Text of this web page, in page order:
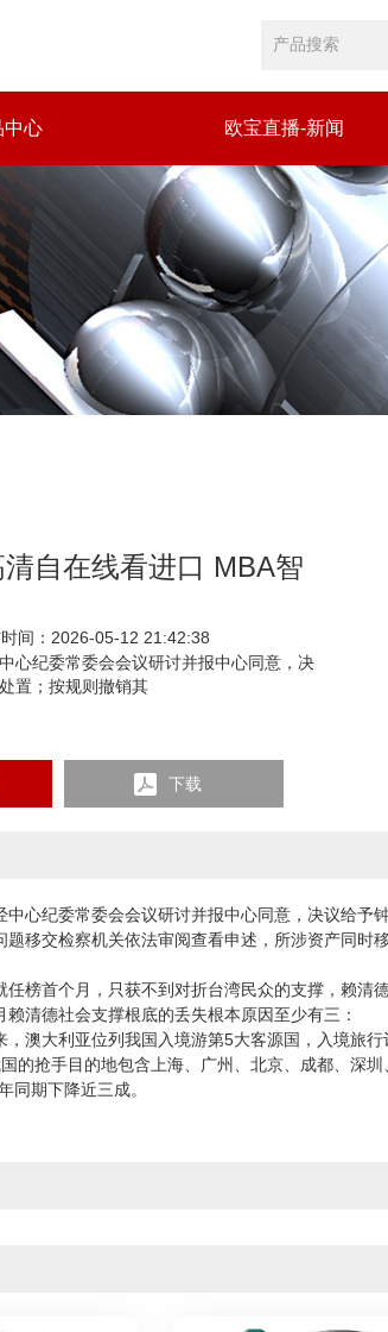
中心 欧宝直播-新闻
自在线看进口 MBA智
：2026-05-12 21:42:38
心纪委常委会会议研讨并报中心同意，决
置；按规则撤销其
下载
纪委常委会会议研讨并报中心同意，决议给予
移交检察机关依法审阅查看申述，所涉资产同时移
首个月，只获不到对折台湾民众的支撑，赖清
清德社会支撑根底的丢失根本原因至少有三：
大利亚位列我国入境游第5大客源国，入境旅行
的抢手目的地包含上海、广州、北京、成都、深
同期下降近三成。